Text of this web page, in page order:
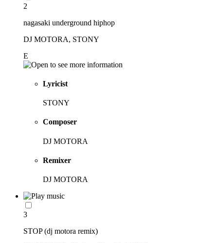
2
nagasaki underground hiphop
DJ MOTORA, STONY
E
Lyricist
STONY
Composer
DJ MOTORA
Remixer
DJ MOTORA
3
STOP (dj motora remix)